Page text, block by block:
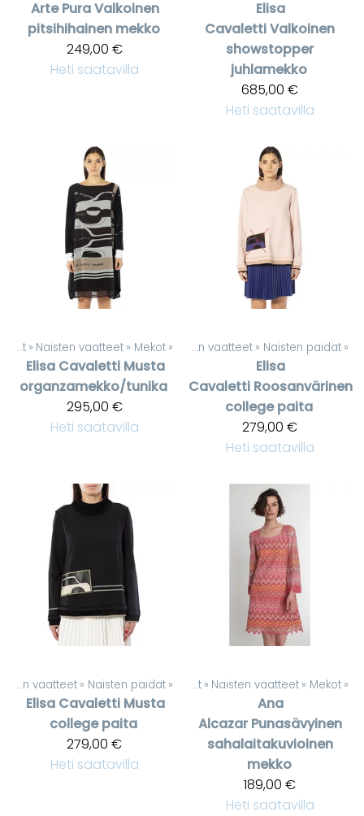
Arte PuraValkoinen
pitsihihainen mekko
249,00 €
Heti saatavilla
Elisa
CavalettiValkoinen
showstopper
juhlamekko
685,00 €
Heti saatavilla
Tuotteet ‪» Naisten vaatteet ‪» Mekot ‪»
Elisa Cavaletti Musta
organzamekko/tunika
295,00 €
Heti saatavilla
Tuotteet‪» Naisten vaatteet ‪» Naisten paidat ‪»
Elisa
Cavaletti Roosanvärinen
college paita
279,00 €
Heti saatavilla
Naisten vaatteet ‪» Naisten paidat ‪»
Elisa Cavaletti Musta
college paita
279,00 €
Heti saatavilla
Tuotteet ‪» Naisten vaatteet ‪» Mekot ‪»
Ana
Alcazar Punasävyinen
sahalaitakuvioinen
mekko
189,00 €
Heti saatavilla